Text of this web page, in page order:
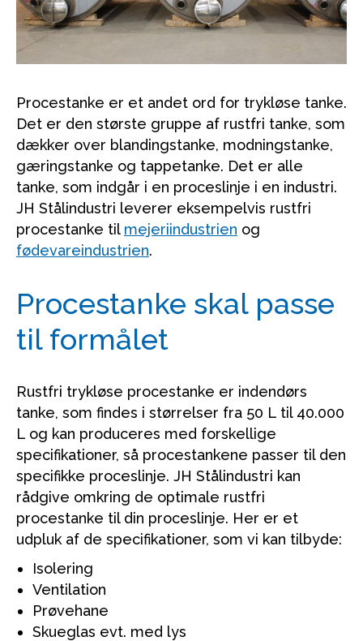
Procestanke er et andet ord for trykløse tanke.
Det er den største gruppe af rustfri tanke, som
dækker over blandingstanke, modningstanke,
gæringstanke og tappetanke. Det er alle
tanke, som indgår i en proceslinje i en industri.
JH Stålindustri leverer eksempelvis rustfri
procestanke til mejeriindustrien og
fødevareindustrien.
Procestanke skal passe
til formålet
Rustfri trykløse procestanke er indendørs
tanke, som findes i størrelser fra 50 L til 40.000
L og kan produceres med forskellige
specifikationer, så procestankene passer til den
specifikke proceslinje. JH Stålindustri kan
rådgive omkring de optimale rustfri
procestanke til din proceslinje. Her er et
udpluk af de specifikationer, som vi kan tilbyde:
Isolering
Ventilation
Prøvehane
Skueglas evt. med lys